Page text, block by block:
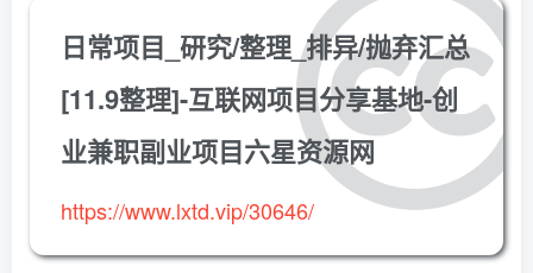
日常项目_研究/整理_排异/抛弃汇总
[11.9整理]-互联网项目分享基地-创
业兼职副业项目六星资源网
https://www.lxtd.vip/30646/